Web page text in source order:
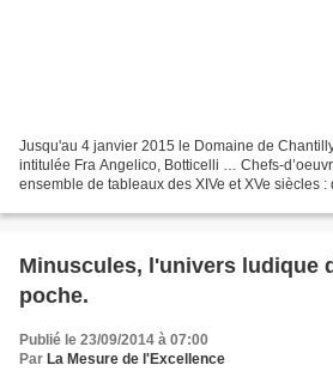
Jusqu'au 4 janvier 2015 le Domaine de
intitulée Fra Angelico, Botticelli … Chefs-
ensemble de tableaux des XIVe et XVe siècles
Minuscules, l'univers ludique
poche.
Publié le 23/09/2014 à 07:00
Par La Mesure de l'Excellence